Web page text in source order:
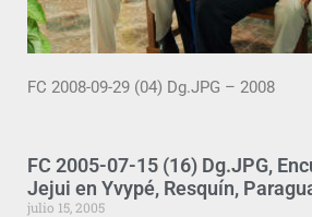
FC 2008-09-29 (04) Dg.JPG – 2008
FC 2005-07-15 (16) Dg.JPG,
Jejui en Yvypé, Resquín,
julio 15, 2005